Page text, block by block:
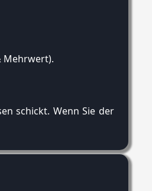
Mehrwert).
schickt. Wenn Sie der